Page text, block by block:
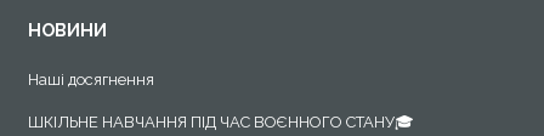
НОВИНИ
Наші досягнення
ШКІЛЬНЕ НАВЧАННЯ ПІД ЧАС ВОЄННОГО СТАНУ🎓